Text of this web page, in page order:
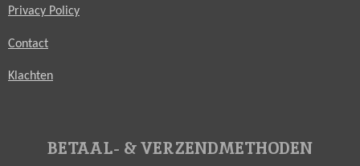
Privacy Policy
Contact
Klachten
BETAAL- & VERZENDMETHODEN